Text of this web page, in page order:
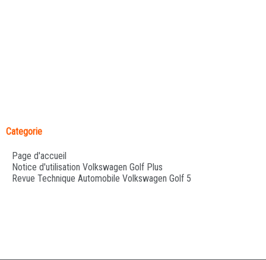
Categorie
Page d'accueil
Notice d'utilisation Volkswagen Golf Plus
Revue Technique Automobile Volkswagen Golf 5